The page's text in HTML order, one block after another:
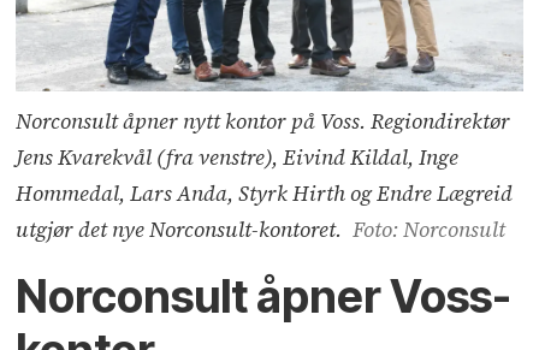
Norconsult åpner nytt kontor på Voss. Regiondirektør
Jens Kvarekvål (fra venstre), Eivind Kildal, Inge
Hommedal, Lars Anda, Styrk Hirth og Endre Lægreid
utgjør det nye Norconsult-kontoret. Foto: Norconsult
Norconsult åpner Voss-